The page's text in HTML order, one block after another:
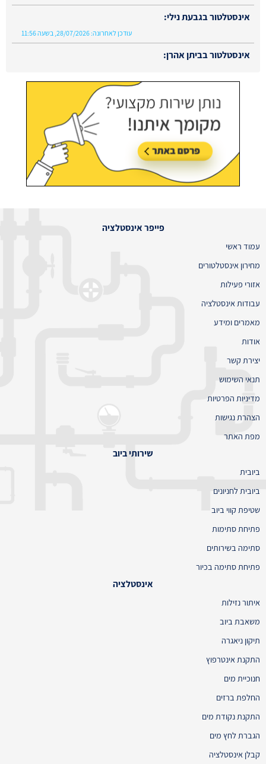
אינסטלטור בגבעת נילי:
עודכן לאחרונה: 28/07/2026, בשעה 11:56
אינסטלטור בביתן אהרן:
פייפר אינסטלציה
עמוד ראשי
מחירון אינסטלטורים
אזורי פעילות
עבודות אינסטלציה
מאמרים ומידע
אודות
יצירת קשר
תנאי השימוש
מדיניות הפרטיות
הצהרת נגישות
מפת האתר
שירותי ביוב
ביובית
ביובית לחניונים
שטיפת קווי ביוב
פתיחת סתימות
סתימה בשירותים
פתיחת סתימה בכיור
אינסטלציה
איתור נזילות
משאבת ביוב
תיקון ניאגרה
התקנת אינטרפוץ
חנוכיית מים
החלפת ברזים
התקנת נקודת מים
הגברת לחץ מים
קבלן אינסטלציה